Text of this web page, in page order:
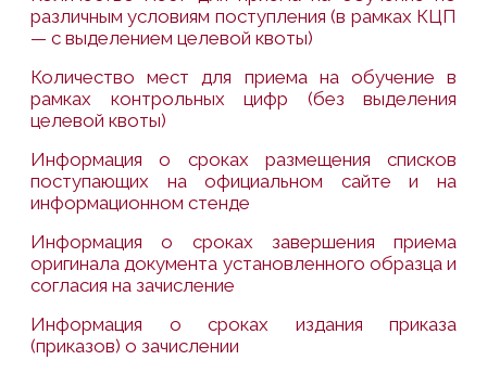
различным условиям поступления (в рамках КЦП
— с выделением целевой квоты)
Количество мест для приема на обучение в
рамках контрольных цифр (без выделения
целевой квоты)
Информация о сроках размещения списков
поступающих на официальном сайте и на
информационном стенде
Информация о сроках завершения приема
оригинала документа установленного образца и
согласия на зачисление
Информация о сроках издания приказа
(приказов) о зачислении